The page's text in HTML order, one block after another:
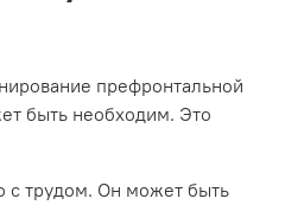
префронтальной
быть необходим. Это
с трудом. Он может быть